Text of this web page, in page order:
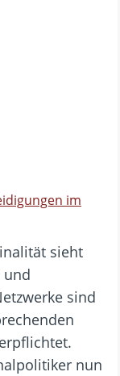
im
sieht
und
sind
nun